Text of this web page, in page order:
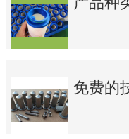
免费的